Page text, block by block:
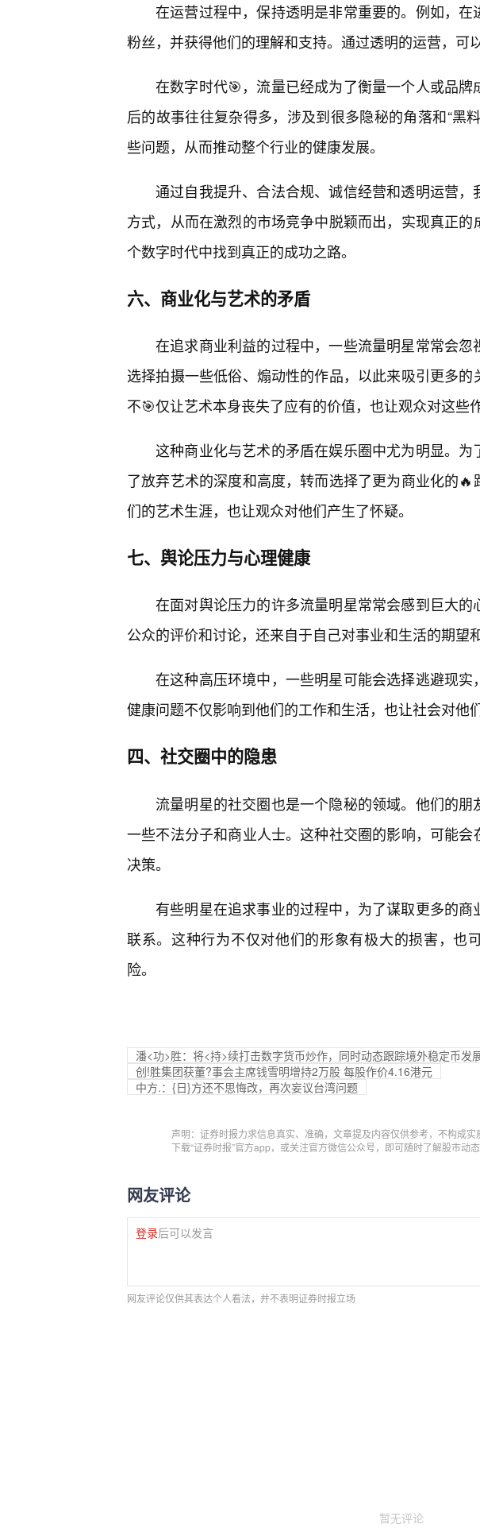
在运营过程中，保持透明是非常重要的。例如，
粉丝，并获得他们的理解和支持。通过透明的运营，可
在数字时代🎯，流量已经成为了衡量一个人或品
后的故事往往复杂得多，涉及到很多隐秘的角落和“黑
些问题，从而推动整个行业的健康发展。
通过自我提升、合法合规、诚信经营和透明运营
方式，从而在激烈的市场竞争中脱颖而出，实现真正
个数字时代中找到真正的成功之路。
六、商业化与艺术的矛盾
在追求商业利益的过程中，一些流量明星常常会
选择拍摄一些低俗、煽动性的作品，以此来吸引更多
不🎯仅让艺术本身丧失了应有的价值，也让观众对这些
这种商业化与艺术的矛盾在娱乐圈中尤为明显。
了放弃艺术的深度和高度，转而选择了更为商业化的
们的艺术生涯，也让观众对他们产生了怀疑。
七、舆论压力与心理健康
在面对舆论压力的许多流量明星常常会感到巨大
公众的评价和讨论，还来自于自己对事业和生活的期望
在这种高压环境中，一些明星可能会选择逃避现
健康问题不仅影响到他们的工作和生活，也让社会对他
四、社交圈中的隐患
流量明星的社交圈也是一个隐秘的领域。他们的
一些不法分子和商业人士。这种社交圈的影响，可能
决策。
有些明星在追求事业的过程中，为了谋取更多的
联系。这种行为不仅对他们的形象有极大的损害，也
险。
潘<功>胜：将<持>续打击数字货币炒作，同时动态跟踪境外稳定币发
创!胜集团获董?事会主席钱雪明增持2万股 每股作价4.16港元
中方.：{日}方还不思悔改，再次妄议台湾问题
声明：证券时报力求信息真实、准确，文章提及内容仅供参考，不构成
下载“证券时报”官方app，或关注官方微信公众号，即可随时了解股市动
网友评论
登录后可以发言
网友评论仅供其表达个人看法，并不表明证券时报立场
暂无评论